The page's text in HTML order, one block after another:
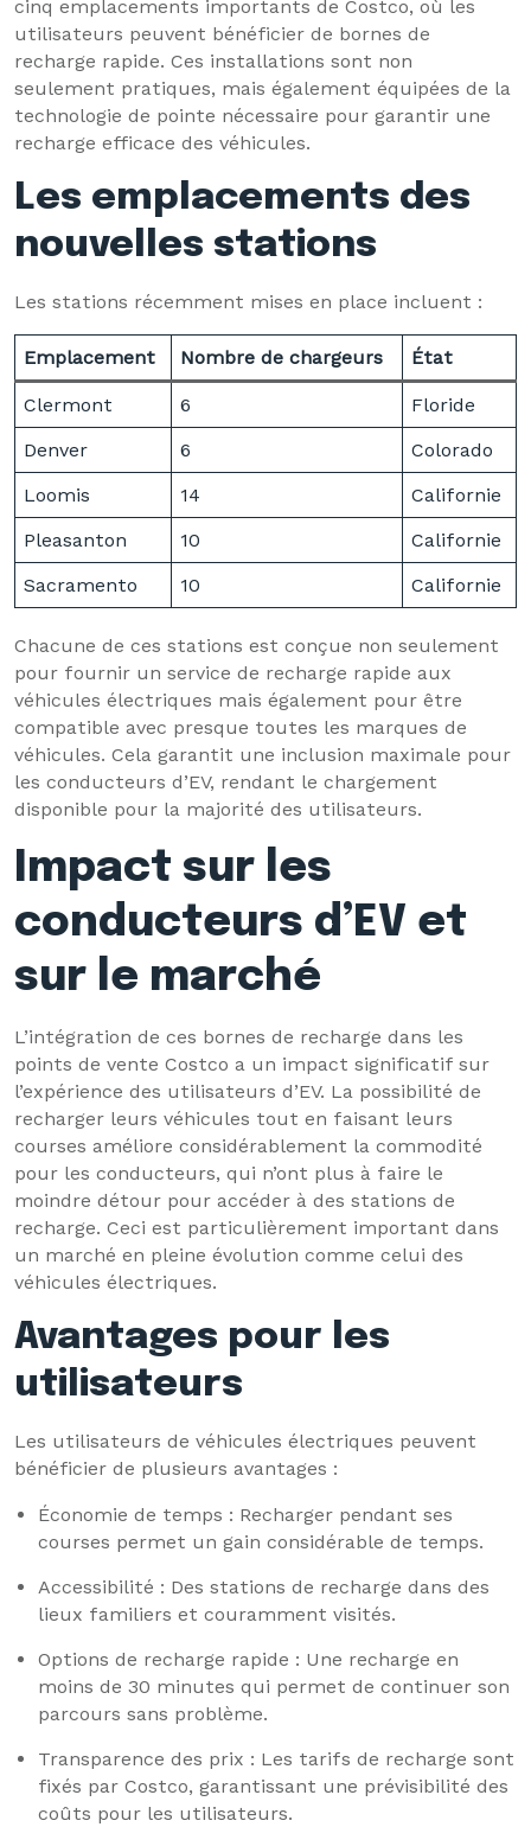
cinq emplacements importants de Costco, où les
utilisateurs peuvent bénéficier de bornes de
recharge rapide. Ces installations sont non
seulement pratiques, mais également équipées de la
technologie de pointe nécessaire pour garantir une
recharge efficace des véhicules.
Les emplacements des
nouvelles stations
Les stations récemment mises en place incluent :
Emplacement Nombre de chargeurs État
Clermont 6
Floride
Denver
6
Colorado
Loomis
14
Californie
Pleasanton
10
Californie
Sacramento
10 Californie
Chacune de ces stations est conçue non seulement
pour fournir un service de recharge rapide aux
véhicules électriques mais également pour être
compatible avec presque toutes les marques de
véhicules. Cela garantit une inclusion maximale pour
les conducteurs d’EV, rendant le chargement
disponible pour la majorité des utilisateurs.
Impact sur les
conducteurs d’EV et
sur le marché
L’intégration de ces bornes de recharge dans les
points de vente Costco a un impact significatif sur
l’expérience des utilisateurs d’EV. La possibilité de
recharger leurs véhicules tout en faisant leurs
courses améliore considérablement la commodité
pour les conducteurs, qui n’ont plus à faire le
moindre détour pour accéder à des stations de
recharge. Ceci est particulièrement important dans
un marché en pleine évolution comme celui des
véhicules électriques.
Avantages pour les
utilisateurs
Les utilisateurs de véhicules électriques peuvent
bénéficier de plusieurs avantages :
Économie de temps : Recharger pendant ses
courses permet un gain considérable de temps.
Accessibilité : Des stations de recharge dans des
lieux familiers et couramment visités.
Options de recharge rapide : Une recharge en
moins de 30 minutes qui permet de continuer son
parcours sans problème.
Transparence des prix : Les tarifs de recharge sont
fixés par Costco, garantissant une prévisibilité des
coûts pour les utilisateurs.